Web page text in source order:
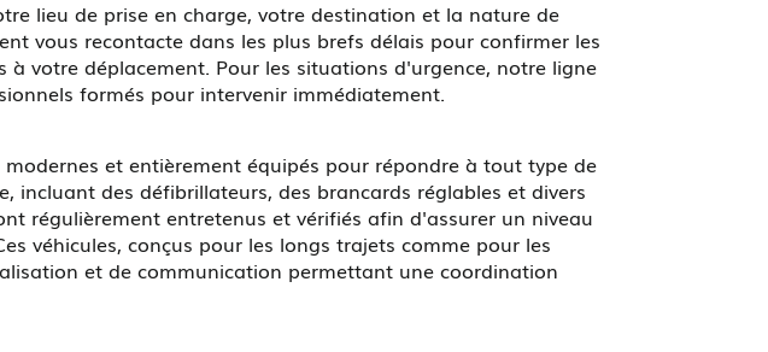
lieu de prise en charge, votre destination et la nature de
vous recontacte dans les plus brefs délais pour confirmer les
votre déplacement. Pour les situations d'urgence, notre ligne
formés pour intervenir immédiatement.
et entièrement équipés pour répondre à tout type de
incluant des défibrillateurs, des brancards réglables et divers
régulièrement entretenus et vérifiés afin d'assurer un niveau
véhicules, conçus pour les longs trajets comme pour les
et de communication permettant une coordination